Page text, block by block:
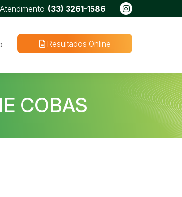
Atendimento: (33) 3261-1586
Resultados Online
COBAS